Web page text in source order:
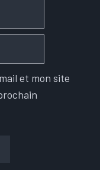
et mon site